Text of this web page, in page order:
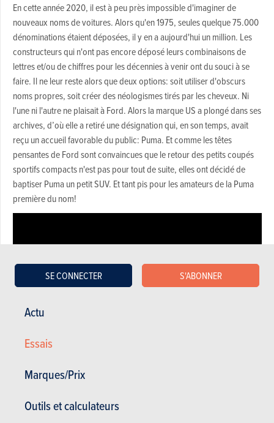
Actu
Essais
Marques/Prix
Outils et calculateurs
SE CONNECTER S'ABONNER
En cette année 2020, il est à peu près impossible d'imaginer de
nouveaux noms de voitures. Alors qu'en 1975, seules quelque 75.000
dénominations étaient déposées, il y en a aujourd'hui un million. Les
constructeurs qui n'ont pas encore déposé leurs combinaisons de
lettres et/ou de chiffres pour les décennies à venir ont du souci à se
faire. Il ne leur reste alors que deux options: soit utiliser d'obscurs
noms propres, soit créer des néologismes tirés par les cheveux. Ni
l'une ni l'autre ne plaisait à Ford. Alors la marque US a plongé dans ses
archives, d’où elle a retiré une désignation qui, en son temps, avait
reçu un accueil favorable du public: Puma. Et comme les têtes
pensantes de Ford sont convaincues que le retour des petits coupés
sportifs compacts n'est pas pour tout de suite, elles ont décidé de
baptiser Puma un petit SUV. Et tant pis pour les amateurs de la Puma
première du nom!
Performances honorables